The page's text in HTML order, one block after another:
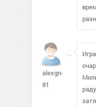
alexgn-
81